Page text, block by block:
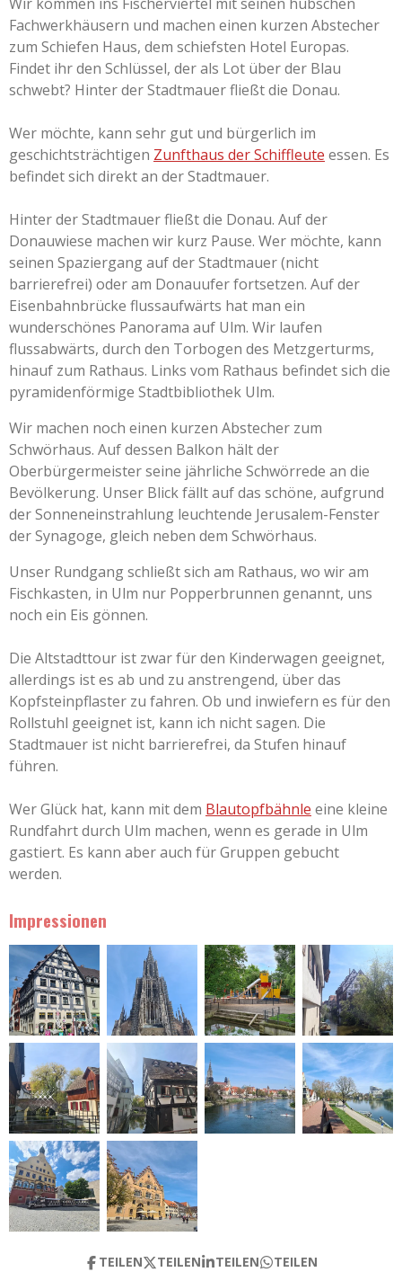
Fachwerkhäusern und machen einen kurzen Abstecher
zum Schiefen Haus, dem schiefsten Hotel Europas.
Findet ihr den Schlüssel, der als Lot über der Blau
schwebt? Hinter der Stadtmauer fließt die Donau.
Wer möchte, kann sehr gut und bürgerlich im
geschichtsträchtigen Zunfthaus der Schiffleute essen. Es
befindet sich direkt an der Stadtmauer.
Hinter der Stadtmauer fließt die Donau. Auf der
Donauwiese machen wir kurz Pause. Wer möchte, kann
seinen Spaziergang auf der Stadtmauer (nicht
barrierefrei) oder am Donauufer fortsetzen. Auf der
Eisenbahnbrücke flussaufwärts hat man ein
wunderschönes Panorama auf Ulm. Wir laufen
flussabwärts, durch den Torbogen des Metzgerturms,
hinauf zum Rathaus. Links vom Rathaus befindet sich die
pyramidenförmige Stadtbibliothek Ulm.
Wir machen noch einen kurzen Abstecher zum
Schwörhaus. Auf dessen Balkon hält der
Oberbürgermeister seine jährliche Schwörrede an die
Bevölkerung. Unser Blick fällt auf das schöne, aufgrund
der Sonneneinstrahlung leuchtende Jerusalem-Fenster
der Synagoge, gleich neben dem Schwörhaus.
Unser Rundgang schließt sich am Rathaus, wo wir am
Fischkasten, in Ulm nur Popperbrunnen genannt, uns
noch ein Eis gönnen.
Die Altstadttour ist zwar für den Kinderwagen geeignet,
allerdings ist es ab und zu anstrengend, über das
Kopfsteinpflaster zu fahren. Ob und inwiefern es für den
Rollstuhl geeignet ist, kann ich nicht sagen. Die
Stadtmauer ist nicht barrierefrei, da Stufen hinauf
führen.
Wer Glück hat, kann mit dem Blautopfbähnle eine kleine
Rundfahrt durch Ulm machen, wenn es gerade in Ulm
gastiert. Es kann aber auch für Gruppen gebucht
werden.
Impressionen
TEILEN TEILEN TEILEN TEILEN